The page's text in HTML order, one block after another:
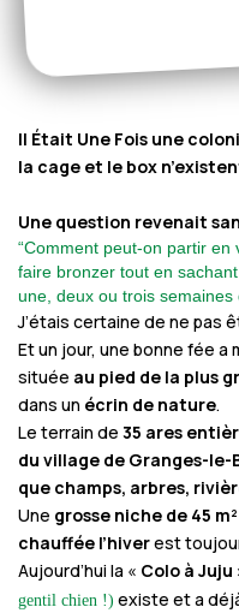
Il Était Une Fois une
la cage et le box
Une question revenait
“Comment peut-on partir en
faire bronzer tout en
une, deux ou trois semaines
J’étais certaine de ne pas
Et un jour, une bonne fée a
située au pied de la plus
dans un écrin de nature.
Le terrain de 35 ares
du village de Granges-le-
que champs, arbres,
Une grosse niche de 45
chauffée l’hiverest
Aujourd’hui la « Colo à Juju
gentil chien !) existe et a